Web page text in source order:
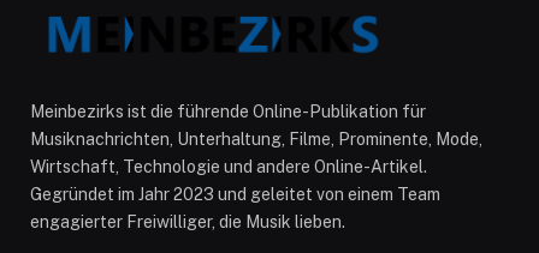
Meinbezirks ist die führende Online-Publikation für
Musiknachrichten, Unterhaltung, Filme, Prominente, Mode,
Wirtschaft, Technologie und andere Online-Artikel.
Gegründet im Jahr 2023 und geleitet von einem Team
engagierter Freiwilliger, die Musik lieben.